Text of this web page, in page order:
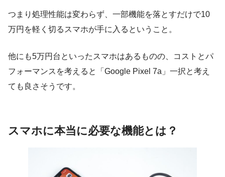
つまり処理性能は変わらず、一部機能を落とすだけで10
万円を軽く切るスマホが手に入るということ。
他にも5万円台といったスマホはあるものの、コストとパ
フォーマンスを考えると「Google Pixel 7a」一択と考え
ても良さそうです。
スマホに本当に必要な機能とは？